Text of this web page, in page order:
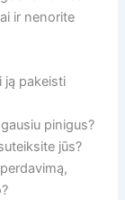
ir nenorite
ją pakeisti
pinigus?
jūs?